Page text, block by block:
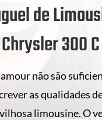
de
Chrysler 300 C
não são
as qualidades
limousine. O